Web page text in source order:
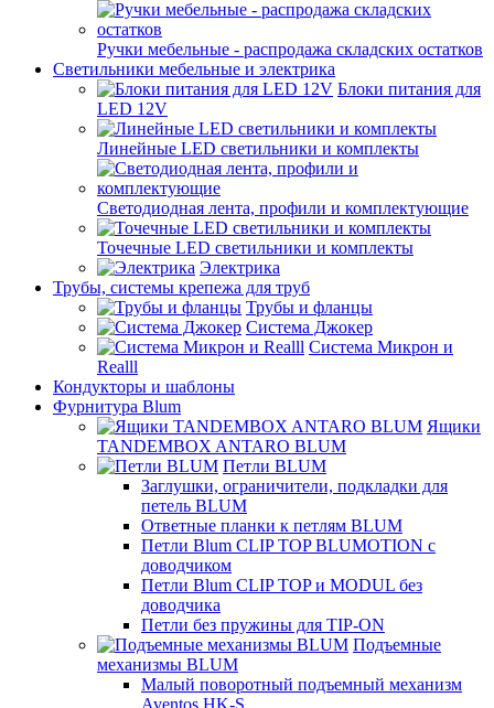
Ручки мебельные - распродажа складских остатков
Светильники мебельные и электрика
Блоки питания для
LED 12V
Линейные LED светильники и комплекты
Светодиодная лента, профили и комплектующие
Точечные LED светильники и комплекты
Электрика
Трубы, системы крепежа для труб
Трубы и фланцы
Система Джокер
Система Микрон и
Realll
Кондукторы и шаблоны
Фурнитура Blum
Ящики
TANDEMBOX ANTARO BLUM
Петли BLUM
Заглушки, ограничители, подкладки для
петель BLUM
Ответные планки к петлям BLUM
Петли Blum CLIP TOP BLUMOTION с
доводчиком
Петли Blum CLIP TOP и MODUL без
доводчика
Петли без пружины для TIP-ON
Подъемные
механизмы BLUM
Малый поворотный подъемный механизм
Aventos HK-S